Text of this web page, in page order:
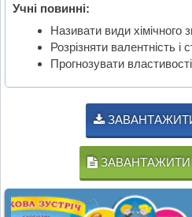
Учні повинні:
Називати види хімічного
Розрізняти валентність і
Прогнозувати
ЗАВАНТАЖИТИ